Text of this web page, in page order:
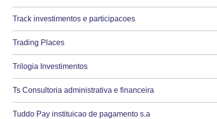
Track investimentos e participacoes
Trading Places
Trilogia Investimentos
Ts Consultoria administrativa e financeira
Tuddo Pay instituicao de pagamento s.a